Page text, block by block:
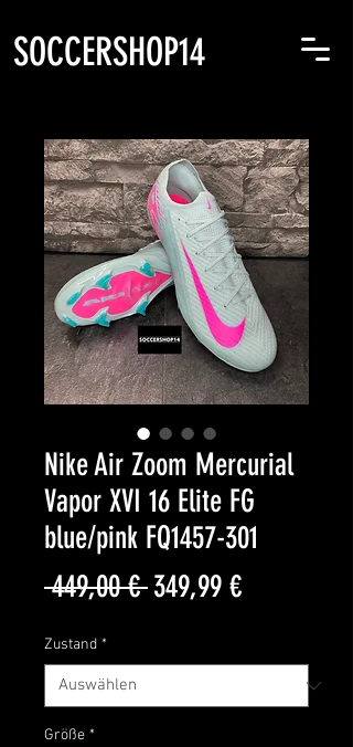
SOCCERSHOP14
Nike Air Zoom Mercurial
Vapor XVI 16 Elite FG
blue/pink FQ1457-301
449,00 € Standardpreis
349,99 €Sale-
Zustand *
Größe *